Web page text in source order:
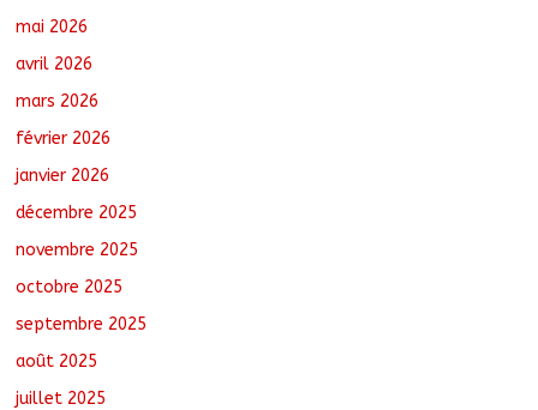
mai 2026
avril 2026
mars 2026
février 2026
janvier 2026
décembre 2025
novembre 2025
octobre 2025
septembre 2025
août 2025
juillet 2025